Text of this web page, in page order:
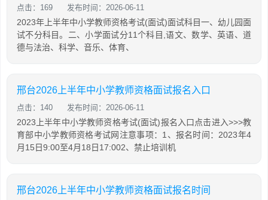
点击：169 发布时间：2026-06-11
2023年上半年中小学教师资格考试(面试)面试科目一、幼儿园面
试不分科目。二、小学面试分11个科目,语文、数学、英语、道
德与法治、科学、音乐、体育、
邢台2026上半年中小学教师资格面试报名入口
点击：140 发布时间：2026-06-11
2023上半年中小学教师资格考试(面试)报名入口点击进入>>>教
育部中小学教师资格考试网注意事项：1、报名时间：2023年4
月15日9:00至4月18日17:002、禁止培训机
邢台2026上半年中小学教师资格面试报名时间